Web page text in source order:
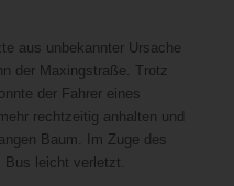
aus unbekannter Ursache
der Maxingstraße. Trotz
der Fahrer eines
rechtzeitig anhalten und
Baum. Im Zuge des
Bus leicht verletzt.